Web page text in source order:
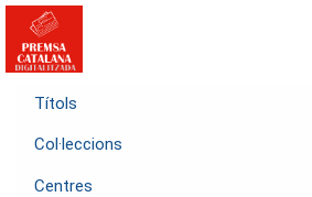
Títols
Col·leccions
Centres